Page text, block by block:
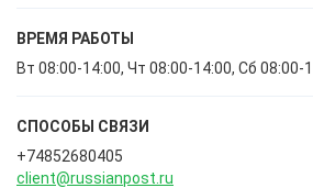
ВРЕМЯ РАБОТЫ
Вт 08:00-14:00, Чт 08:00-14:00, Сб 08:00-
СПОСОБЫ CВЯЗИ
+74852680405
client@russianpost.ru